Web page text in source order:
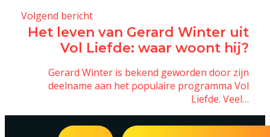
Volgend bericht
Het leven van Gerard Winter uit
Vol Liefde: waar woont hij?
Gerard Winter is bekend geworden door zijn
deelname aan het populaire programma Vol
Liefde. Veel…